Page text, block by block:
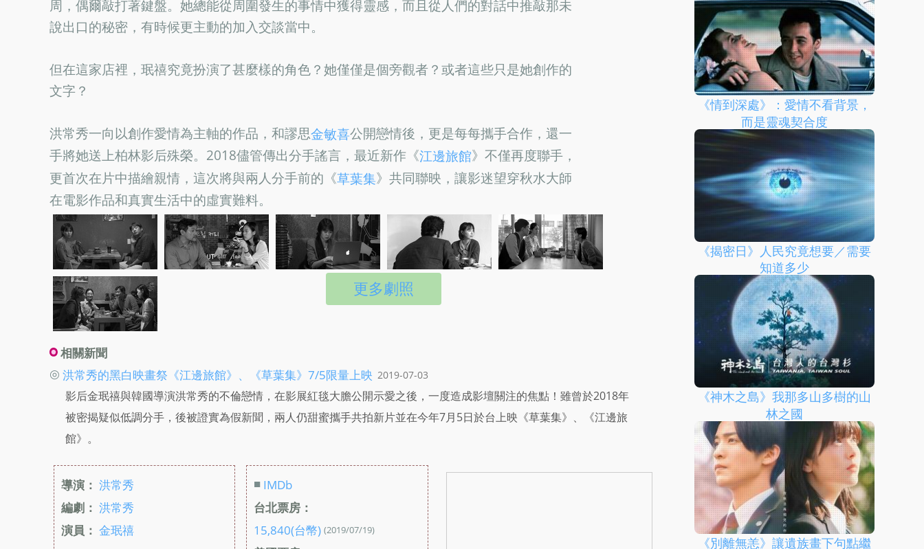
周，偶爾敲打著鍵盤。她總能從周圍發生的事情中獲得靈感，而且從人們的對話中推敲那未
說出口的秘密，有時候更主動的加入交談當中。
但在這家店裡，珉禧究竟扮演了甚麼樣的角色？她僅僅是個旁觀者？或者這些只是她創作的
文字？
洪常秀一向以創作愛情為主軸的作品，和謬思金敏喜公開戀情後，更是每每攜手合作，還一
手將她送上柏林影后殊榮。2018儘管傳出分手謠言，最近新作《江邊旅館》不僅再度聯手，
更首次在片中描繪親情，這次將與兩人分手前的《草葉集》共同聯映，讓影迷望穿秋水大師
在電影作品和真實生活中的虛實難料。
更多劇照
相關新聞
◎ 洪常秀的黑白映畫祭《江邊旅館》、《草葉集》7/5限量上映 2019-07-03
影后金珉禧與韓國導演洪常秀的不倫戀情，在影展紅毯大膽公開示愛之後，一度造成影壇關注的焦點！雖曾於2018年
被密揭疑似低調分手，後被證實為假新聞，兩人仍甜蜜攜手共拍新片並在今年7月5日於台上映《草葉集》、《江邊旅
館》。
導演： 洪常秀
編劇： 洪常秀
演員： 金珉禧
■ IMDb
台北票房：
15,840(台幣) (2019/07/19)
《情到深處》：愛情不看背景，
而是靈魂契合度
《揭密日》人民究竟想要／需要
知道多少
《神木之島》我那多山多樹的山
林之國
《別離無恙》讓遺族畫下句點繼